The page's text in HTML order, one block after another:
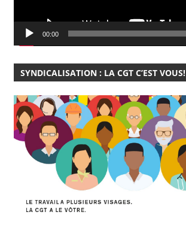
00:00
SYNDICALISATION : LA CGT C’EST VOUS!